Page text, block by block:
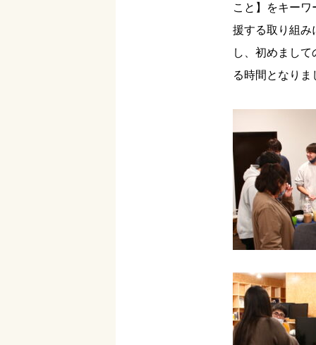
こと】をキー
援する取り組み
し、初めまし
る時間となりま